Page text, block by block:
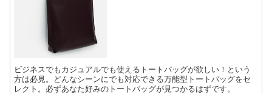
ビジネスでもカジュアルでも使えるトートバッグが欲しい！という
方は必見。どんなシーンにでも対応できる万能型トートバッグをセ
レクト。必ずあなた好みのトートバッグが見つかるはずです。